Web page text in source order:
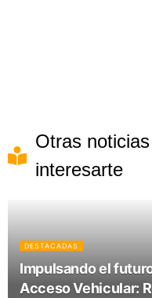
Otras
interesarte
DESTACADAS
Impulsando el
Acceso Vehicular: